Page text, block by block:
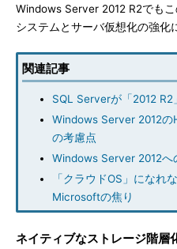
Windows Server 2012 R2でも
システムとサーバ仮想化の強化
関連記事
SQL Serverが「2012
Windows Server 2012
の考慮点
Windows Server 2012へ
「クラウドOS」になれ
Microsoftの焦り
ネイティブなストレージ階層